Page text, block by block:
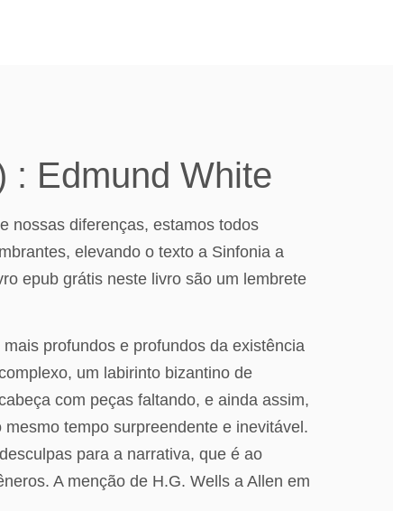
: Edmund White
nossas diferenças, estamos todos
elevando o texto a Sinfonia a
epub grátis neste livro são um lembrete
profundos e profundos da existência
um labirinto bizantino de
com peças faltando, e ainda assim,
tempo surpreendente e inevitável.
para a narrativa, que é ao
A menção de H.G. Wells a Allen em